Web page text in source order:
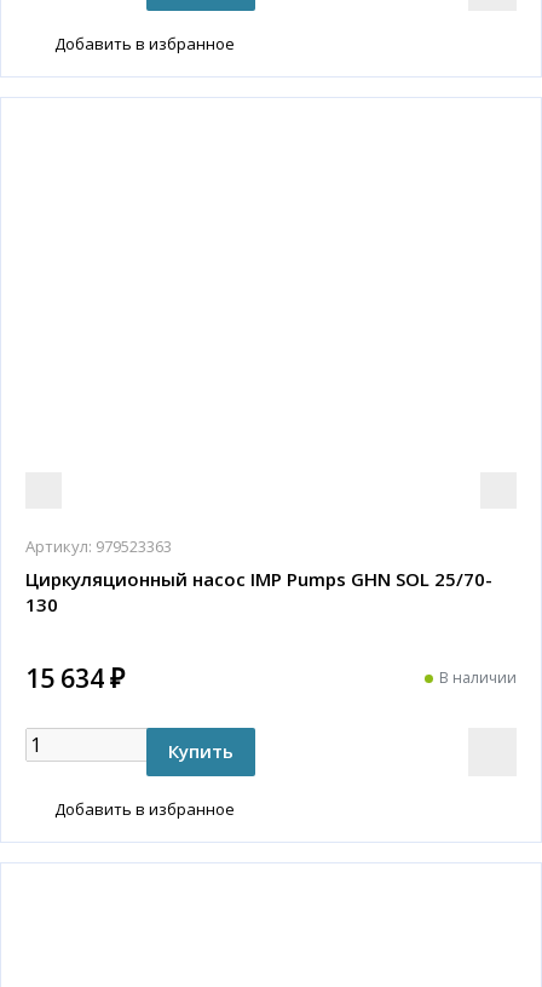
Добавить в избранное
Артикул: 979523363
Циркуляционный насос IMP Pumps GHN SOL 25/70-
130
15 634 ₽ В наличии
Добавить в избранное